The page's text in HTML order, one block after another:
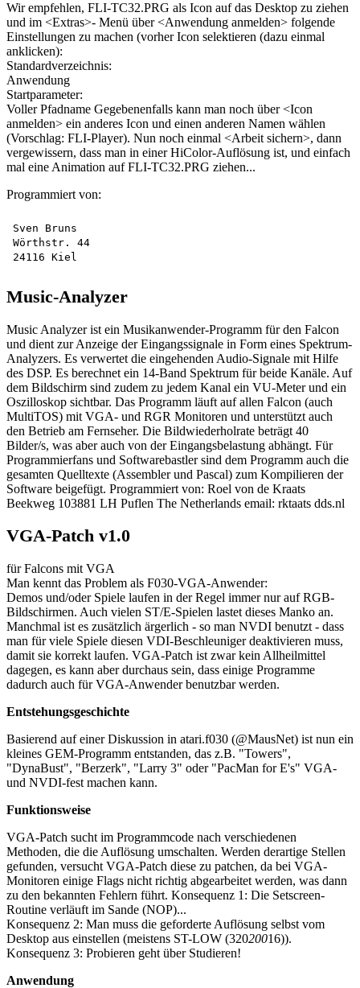
Wir empfehlen, FLI-TC32.PRG als Icon auf das Desktop zu ziehen
und im <Extras>- Menü über <Anwendung anmelden> folgende
Einstellungen zu machen (vorher Icon selektieren (dazu einmal
anklicken):
Standardverzeichnis:
Anwendung
Startparameter:
Voller Pfadname Gegebenenfalls kann man noch über <Icon
anmelden> ein anderes Icon und einen anderen Namen wählen
(Vorschlag: FLI-Player). Nun noch einmal <Arbeit sichern>, dann
vergewissern, dass man in einer HiColor-Auflösung ist, und einfach
mal eine Animation auf FLI-TC32.PRG ziehen...
Programmiert von:
Sven Bruns
Wörthstr. 44
Music-Analyzer
Music Analyzer ist ein Musikanwender-Programm für den Falcon
und dient zur Anzeige der Eingangssignale in Form eines Spektrum-
Analyzers. Es verwertet die eingehenden Audio-Signale mit Hilfe
des DSP. Es berechnet ein 14-Band Spektrum für beide Kanäle. Auf
dem Bildschirm sind zudem zu jedem Kanal ein VU-Meter und ein
Oszilloskop sichtbar. Das Programm läuft auf allen Falcon (auch
MultiTOS) mit VGA- und RGR Monitoren und unterstützt auch
den Betrieb am Fernseher. Die Bildwiederholrate beträgt 40
Bilder/s, was aber auch von der Eingangsbelastung abhängt. Für
Programmierfans und Softwarebastler sind dem Programm auch die
gesamten Quelltexte (Assembler und Pascal) zum Kompilieren der
Software beigefügt. Programmiert von: Roel von de Kraats
Beekweg 103881 LH Puflen The Netherlands email: rktaats dds.nl
VGA-Patch v1.0
für Falcons mit VGA
Man kennt das Problem als F030-VGA-Anwender:
Demos und/oder Spiele laufen in der Regel immer nur auf RGB-
Bildschirmen. Auch vielen ST/E-Spielen lastet dieses Manko an.
Manchmal ist es zusätzlich ärgerlich - so man NVDI benutzt - dass
man für viele Spiele diesen VDI-Beschleuniger deaktivieren muss,
damit sie korrekt laufen. VGA-Patch ist zwar kein Allheilmittel
dagegen, es kann aber durchaus sein, dass einige Programme
dadurch auch für VGA-Anwender benutzbar werden.
Entstehungsgeschichte
Basierend auf einer Diskussion in atari.f030 (@MausNet) ist nun ein
kleines GEM-Programm entstanden, das z.B. "Towers",
"DynaBust", "Berzerk", "Larry 3" oder "PacMan for E's" VGA-
und NVDI-fest machen kann.
Funktionsweise
VGA-Patch sucht im Programmcode nach verschiedenen
Methoden, die die Auflösung umschalten. Werden derartige Stellen
gefunden, versucht VGA-Patch diese zu patchen, da bei VGA-
Monitoren einige Flags nicht richtig abgearbeitet werden, was dann
zu den bekannten Fehlern führt. Konsequenz 1: Die Setscreen-
Routine verläuft im Sande (NOP)...
Konsequenz 2: Man muss die geforderte Auflösung selbst vom
Desktop aus einstellen (meistens ST-LOW (32020016)).
Konsequenz 3: Probieren geht über Studieren!
Anwendung